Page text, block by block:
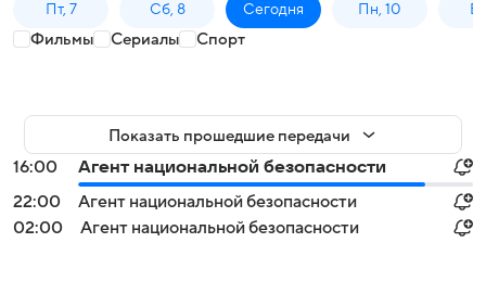
Пт, 7 Сб, 8 Сегодня Пн, 10
Фильмы Сериалы Спорт
Показать прошедшие передачи
16:00
Агент национальной безопасности
22:00
Агент национальной безопасности
02:00
Агент национальной безопасности